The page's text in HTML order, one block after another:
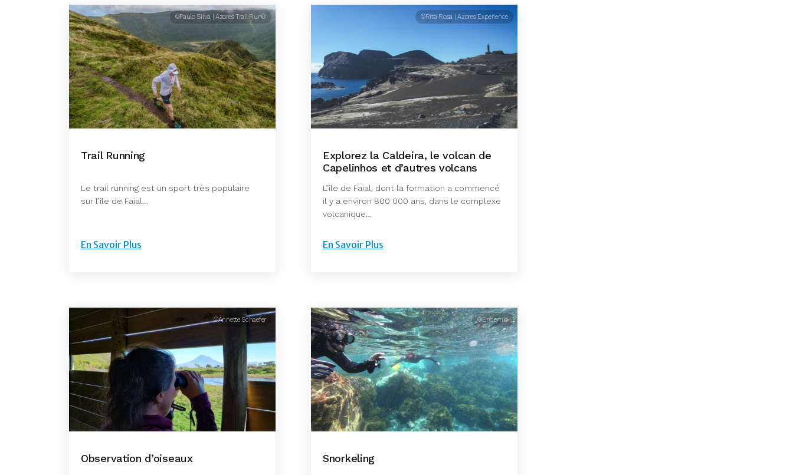
©Paulo Silva | Azores Trail Run®
Trail Running
Le trail running est un sport très populaire
sur l’île de Faial…
En Savoir Plus
©Rita Rosa | Azores Experience
Explorez la Caldeira, le volcan de
Capelinhos et d’autres volcans
L’île de Faial, dont la formation a commencé
il y a environ 800 000 ans, dans le complexe
volcanique…
En Savoir Plus
©Annette Schaefer
Observation d’oiseaux
©Endemic
Snorkeling